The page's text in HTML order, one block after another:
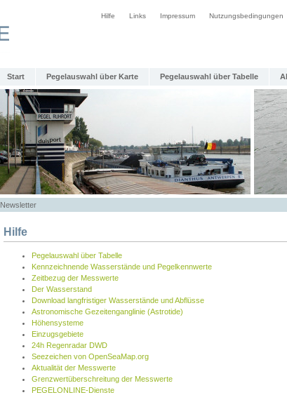
Hilfe Links Impressum Nutzungsbedingungen
Start Pegelauswahl über Karte Pegelauswahl über Tabelle
Newsletter
Hilfe
Pegelauswahl über Tabelle
Kennzeichnende Wasserstände und Pegelkennwerte
Zeitbezug der Messwerte
Der Wasserstand
Download langfristiger Wasserstände und Abflüsse
Astronomische Gezeitenganglinie (Astrotide)
Höhensysteme
Einzugsgebiete
24h Regenradar DWD
Seezeichen von OpenSeaMap.org
Aktualität der Messwerte
Grenzwertüberschreitung der Messwerte
PEGELONLINE-Dienste